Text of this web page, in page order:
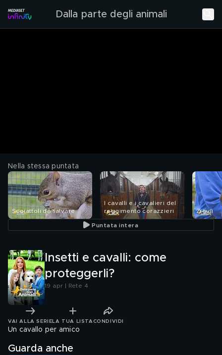
Dalla parte degli animali
Nella stessa puntata
Scoiattoli da salvare
I cavalli e i cavalieri del
reggimento corazzieri
Zigulì
Puntata intera
Insetti e cavalli: come
proteggerli?
19 apr | Rete 4
VAI ALLA SERIE LA TUA LISTA CONDIVIDI
Un cavallo per amico
Guarda anche